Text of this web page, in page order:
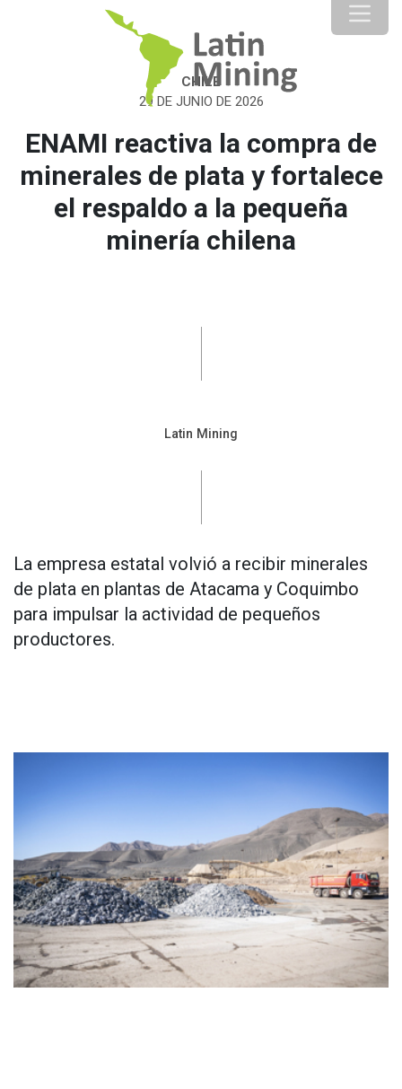
CHILE
29 DE JUNIO DE 2026
ENAMI reactiva la compra de
minerales de plata y fortalece
el respaldo a la pequeña
minería chilena
Latin Mining
La empresa estatal volvió a recibir minerales
de plata en plantas de Atacama y Coquimbo
para impulsar la actividad de pequeños
productores.